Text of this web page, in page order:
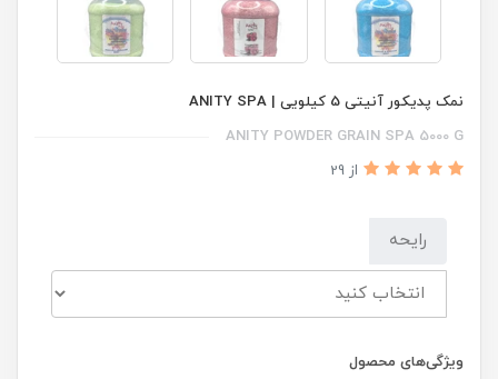
نمک پدیکور آنیتی 5 کیلویی | ANITY SPA
ANITY POWDER GRAIN SPA 5000 G
از 29
رایحه
ویژگی‌های محصول